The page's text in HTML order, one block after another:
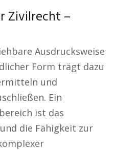
Zivilrecht –
Ausdrucksweise
Form trägt dazu
und
Ein
ist das
die Fähigkeit zur